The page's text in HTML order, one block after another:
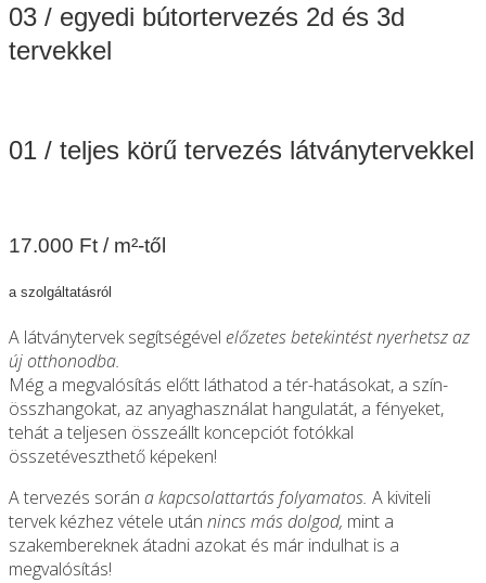
03 / egyedi bútortervezés 2d és 3d
tervekkel
01 / teljes körű tervezés látványtervekkel
17.000 Ft / m²-től
a szolgáltatásról
A látványtervek segítségével előzetes betekintést nyerhetsz az
új otthonodba.
Még a megvalósítás előtt láthatod a tér-hatásokat, a szín-
összhangokat, az anyaghasználat hangulatát, a fényeket,
tehát a teljesen összeállt koncepciót fotókkal
összetéveszthető képeken!
A tervezés során a kapcsolattartás folyamatos. A kiviteli
tervek kézhez vétele után nincs más dolgod, mint a
szakembereknek átadni azokat és már indulhat is a
megvalósítás!